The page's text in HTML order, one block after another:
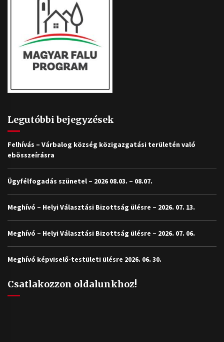
Legutóbbi bejegyzések
Felhívás – Várbalog község közigazgatási területén való
ebösszeírásra
Ügyfélfogadás szünetel – 2026 08.03. – 08.07.
Meghívó – Helyi Választási Bizottság ülésre – 2026. 07. 13.
Meghívó – Helyi Választási Bizottság ülésre – 2026. 07. 06.
Meghívó képviselő-testületi ülésre 2026. 06. 30.
Csatlakozzon oldalunkhoz!